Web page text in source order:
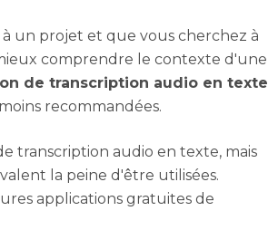
un projet et que vous cherchez à
comprendre le contexte d'une
de transcription audio en texte
recommandées.
transcription audio en texte, mais
la peine d'être utilisées.
applications gratuites de